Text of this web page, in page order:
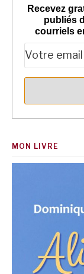
Recevez
publiés
courriels
MON LIVRE